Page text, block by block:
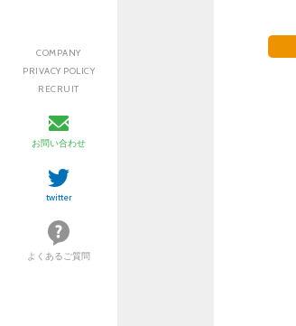
COMPANY
PRIVACY POLICY
RECRUIT
お問い合わせ
twitter
よくあるご質問